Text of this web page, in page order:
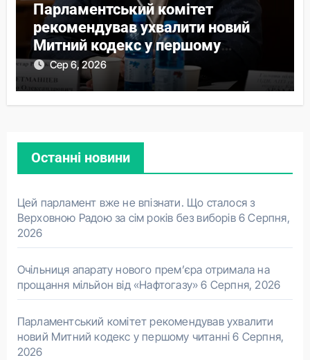
Парламентський комітет
рекомендував ухвалити новий
Митний кодекс у першому
читанні
Сер 6, 2026
Останні новини
Цей парламент вже не впізнати. Що сталося з
Верховною Радою за сім років без виборів 6 Серпня,
2026
Очільниця апарату нового прем’єра отримала на
прощання мільйон від «Нафтогазу» 6 Серпня, 2026
Парламентський комітет рекомендував ухвалити
новий Митний кодекс у першому читанні 6 Серпня,
2026